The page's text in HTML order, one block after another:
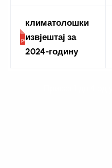
климатолошки
извјештај за
2024-годину